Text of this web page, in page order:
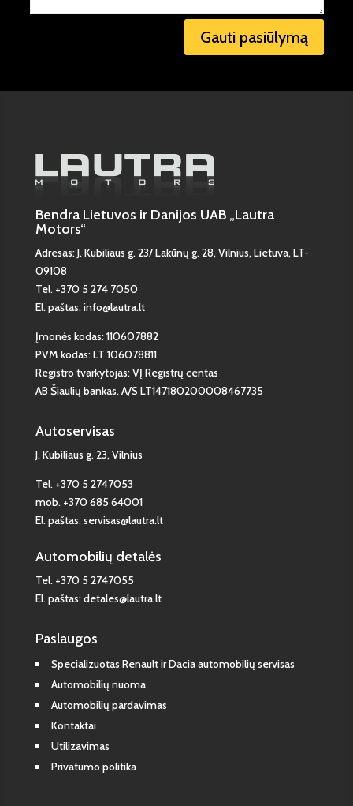
Gauti pasiūlymą
Bendra Lietuvos ir Danijos UAB „Lautra
Motors“
Adresas: J. Kubiliaus g. 23/ Lakūnų g. 28, Vilnius, Lietuva, LT-
09108
Tel. +370 5 274 7050
El. paštas: info@lautra.lt
Įmonės kodas: 110607882
PVM kodas: LT 106078811
Registro tvarkytojas: VĮ Registrų centas
AB Šiaulių bankas. A/S LT147180200008467735
Autoservisas
J. Kubiliaus g. 23, Vilnius
Tel. +370 5 2747053
mob. +370 685 64001
El. paštas:servisas@lautra.lt
Automobilių detalės
Tel. +370 5 2747055
El. paštas:detales@lautra.lt
Paslaugos
Specializuotas Renault ir Dacia automobilių servisas
Automobilių nuoma
Automobilių pardavimas
Kontaktai
Utilizavimas
Privatumo politika